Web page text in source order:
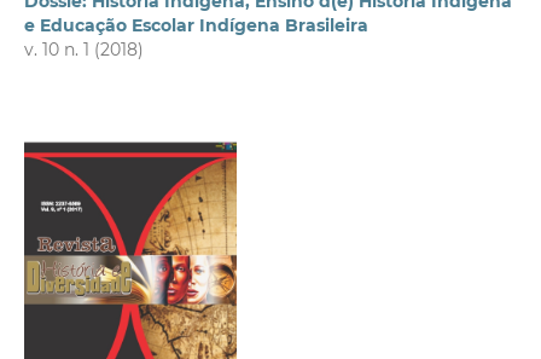
e Educação Escolar Indígena Brasileira
v. 10 n. 1 (2018)